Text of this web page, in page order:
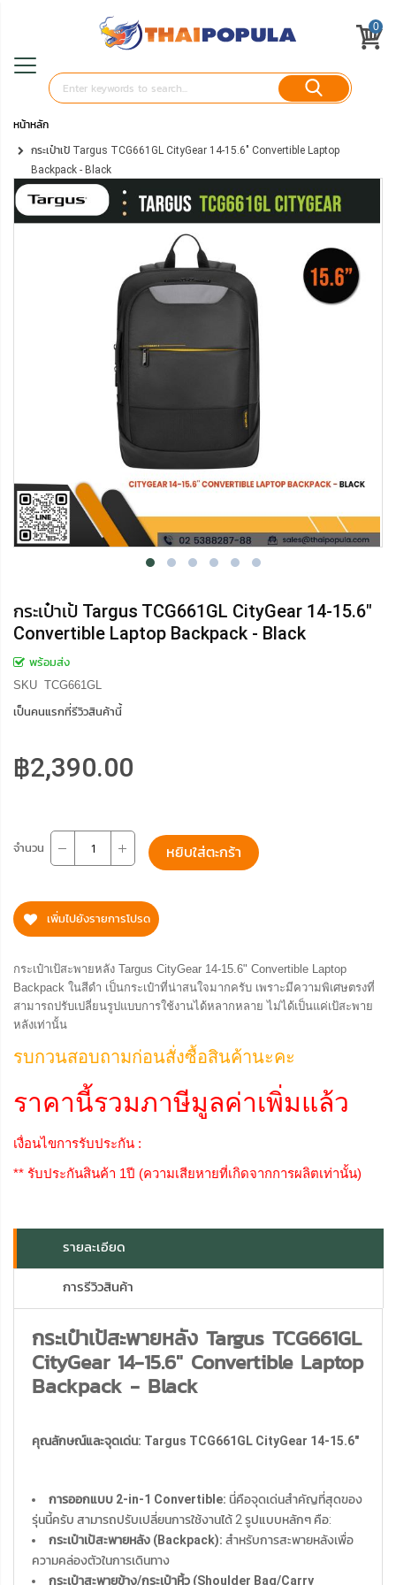
0
หน้าหลัก
กระเป๋าเป้ Targus TCG661GL CityGear 14-15.6" Convertible Laptop
Backpack - Black
กระเป๋าเป้ Targus TCG661GL CityGear 14-15.6"
Convertible Laptop Backpack - Black
พร้อมส่ง
SKU TCG661GL
เป็นคนแรกที่รีวิวสินค้านี้
฿2,390.00
จำนวน หยิบใส่ตะกร้า
เพิ่มไปยังรายการโปรด
กระเป๋าเป้สะพายหลัง Targus CityGear 14-15.6" Convertible Laptop
Backpack ในสีดำ เป็นกระเป๋าที่น่าสนใจมากครับ เพราะมีความพิเศษตรงที่
สามารถปรับเปลี่ยนรูปแบบการใช้งานได้หลากหลาย ไม่ได้เป็นแค่เป้สะพาย
หลังเท่านั้น
รบกวนสอบถามก่อนสั่งซื้อสินค้านะคะ
ราคานี้รวมภาษีมูลค่าเพิ่มแล้ว
เงื่อนไขการรับประกัน :
** รับประกันสินค้า 1ปี (ความเสียหายที่เกิดจากการผลิตเท่านั้น)
รายละเอียด
การรีวิวสินค้า
กระเป๋าเป้สะพายหลัง Targus TCG661GL
CityGear 14-15.6" Convertible Laptop
Backpack - Black
คุณลักษณ์และจุดเด่น: Targus TCG661GL CityGear 14-15.6"
การออกแบบ 2-in-1 Convertible: นี่คือจุดเด่นสำคัญที่สุดของ
รุ่นนี้ครับ สามารถปรับเปลี่ยนการใช้งานได้ 2 รูปแบบหลักๆ คือ:
กระเป๋าเป้สะพายหลัง (Backpack): สำหรับการสะพายหลังเพื่อ
ความคล่องตัวในการเดินทาง
กระเป๋าสะพายข้าง/กระเป๋าหิ้ว (Shoulder Bag/Carry